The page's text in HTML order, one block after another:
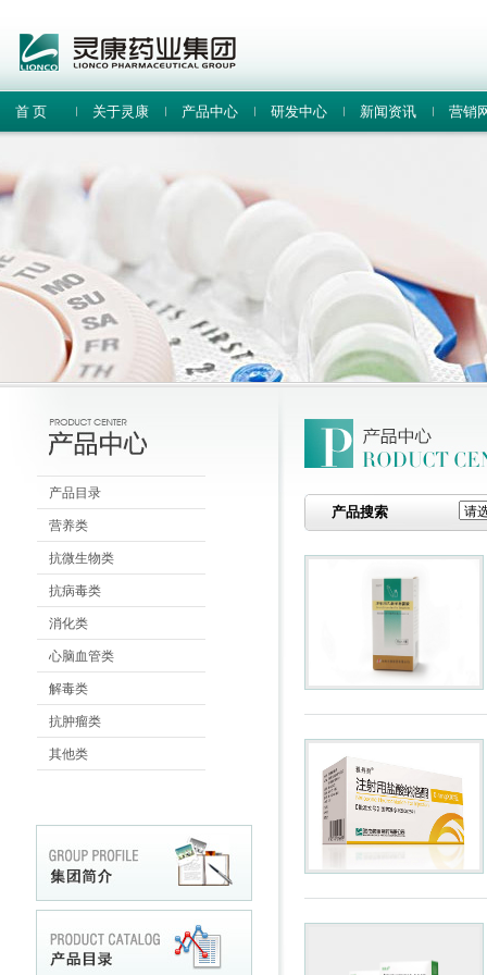
首 页 关于灵康 产品中心 研发中心 新闻资讯 营销
产品目录
营养类
抗微生物类
抗病毒类
消化类
心脑血管类
解毒类
抗肿瘤类
其他类
产品搜索